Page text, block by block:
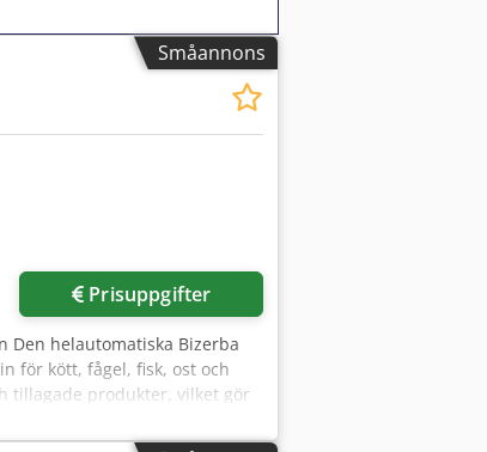
Småannons
Prisuppgifter
Den helautomatiska Bizerba
för kött, fågel, fisk, ost och
tillagade produkter, vilket gör
Tame Alxorf Tack vare
vikt. Nästan alla typer av korv,